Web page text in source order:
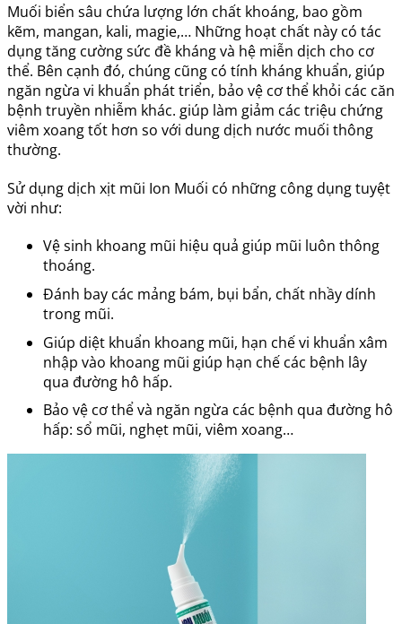
Muối biển sâu chứa lượng lớn chất khoáng, bao gồm
kẽm, mangan, kali, magie,… Những hoạt chất này có tác
dụng tăng cường sức đề kháng và hệ miễn dịch cho cơ
thể. Bên cạnh đó, chúng cũng có tính kháng khuẩn, giúp
ngăn ngừa vi khuẩn phát triển, bảo vệ cơ thể khỏi các căn
bệnh truyền nhiễm khác. giúp làm giảm các triệu chứng
viêm xoang tốt hơn so với dung dịch nước muối thông
thường.
Sử dụng dịch xịt mũi Ion Muối có những công dụng tuyệt
vời như:
Vệ sinh khoang mũi hiệu quả giúp mũi luôn thông
thoáng.
Đánh bay các mảng bám, bụi bẩn, chất nhầy dính
trong mũi.
Giúp diệt khuẩn khoang mũi, hạn chế vi khuẩn xâm
nhập vào khoang mũi giúp hạn chế các bệnh lây
qua đường hô hấp.
Bảo vệ cơ thể và ngăn ngừa các bệnh qua đường hô
hấp: sổ mũi, nghẹt mũi, viêm xoang…